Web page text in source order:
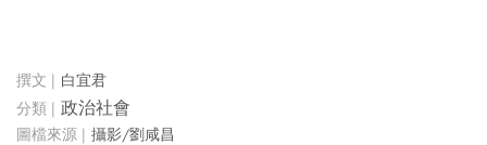
白宜君
政治社會
攝影/劉咸昌